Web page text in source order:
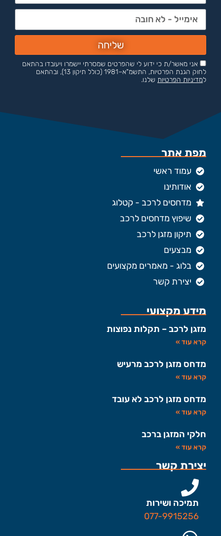
אני מאשר/ת כי ידוע לי שהפרטים שמסרתי יישמרו ויעובדו בהתאם
לחוק הגנת הפרטיות, התשמ"א–1981 (כולל תיקון 13), ובהתאם
למדיניות הפרטיות שלנו.
שליחה
מפת אתר
עמוד ראשי
אודותינו
מדחסים לרכב - קטלוג
שיפוץ מדחסים לרכב
תיקון מזגן לרכב
מבצעים
בלוג - מאמרים מקצועים
יצירת קשר
מידע מקצועי
מזגן לרכב – תקלות נפוצות
קרא עוד »
מדחס מזגן לרכב מרעיש
קרא עוד »
מדחס מזגן לרכב לא עובד
קרא עוד »
חלקי המזגן ברכב
קרא עוד »
יצירת קשר
תמיכה ושירות
077-9915256